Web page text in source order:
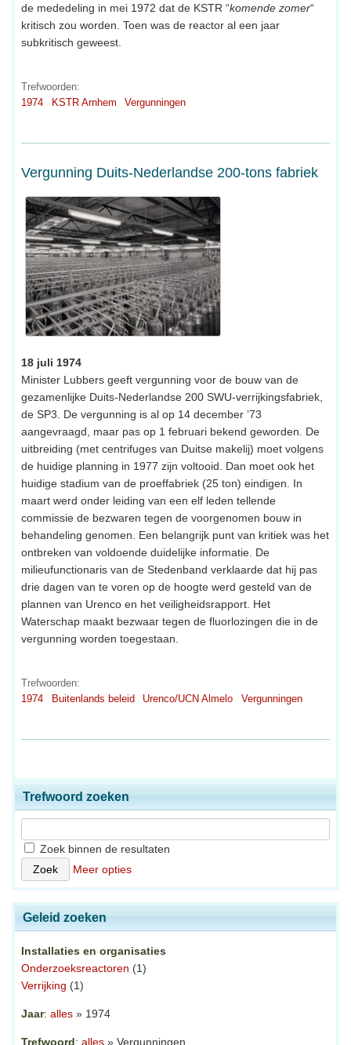
de mededeling in mei 1972 dat de KSTR “komende zomer“
kritisch zou worden. Toen was de reactor al een jaar
subkritisch geweest.
Trefwoorden:
1974
KSTR Arnhem Vergunningen
Vergunning Duits-Nederlandse 200-tons fabriek
18 juli 1974
Minister Lubbers geeft vergunning voor de bouw van de
gezamenlijke Duits-Nederlandse 200 SWU-verrijkingsfabriek,
de SP3. De vergunning is al op 14 december ’73
aangevraagd, maar pas op 1 februari bekend geworden. De
uitbreiding (met centrifuges van Duitse makelij) moet volgens
de huidige planning in 1977 zijn voltooid. Dan moet ook het
huidige stadium van de proeffabriek (25 ton) eindigen. In
maart werd onder leiding van een elf leden tellende
commissie de bezwaren tegen de voorgenomen bouw in
behandeling genomen. Een belangrijk punt van kritiek was het
ontbreken van voldoende duidelijke informatie. De
milieufunctionaris van de Stedenband verklaarde dat hij pas
drie dagen van te voren op de hoogte werd gesteld van de
plannen van Urenco en het veiligheidsrapport. Het
Waterschap maakt bezwaar tegen de fluorlozingen die in de
vergunning worden toegestaan.
Trefwoorden:
1974
Buitenlands beleid Urenco/UCN Almelo Vergunningen
Trefwoord zoeken
Zoek binnen de resultaten
Meer opties
Geleid zoeken
Installaties en organisaties
Onderzoeksreactoren (1)
Verrijking (1)
Jaar: alles » 1974
Trefwoord: alles » Vergunningen